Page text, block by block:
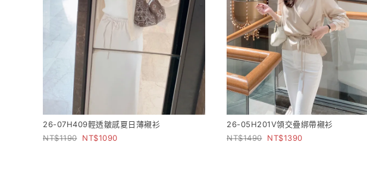
26-07H409輕透皺感夏日薄襯衫
1190
1090
26-05H201V領交疊綁帶襯衫
1490
1390